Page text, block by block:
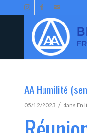
AA Humilité
05/12/2023 / dans En